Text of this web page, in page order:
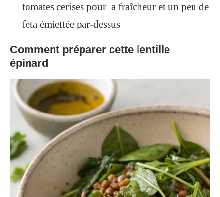
tomates cerises pour la fraîcheur et un peu de
feta émiettée par-dessus
Comment préparer cette lentille
épinard